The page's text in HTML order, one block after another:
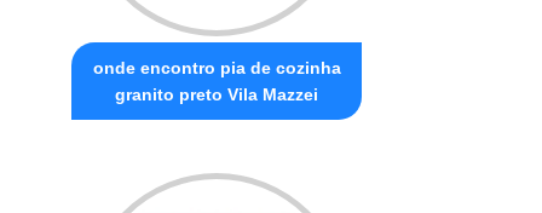
onde encontro pia de cozinha
granito preto Vila Mazzei